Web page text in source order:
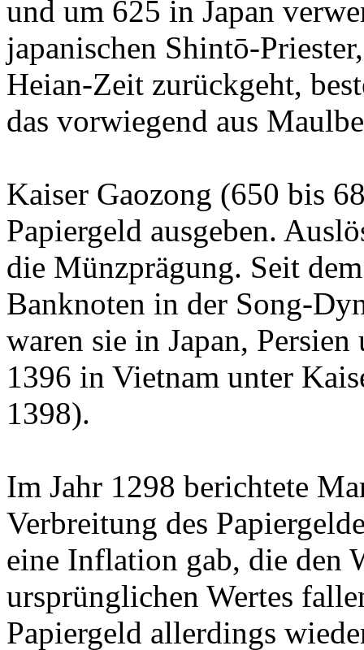
und um 625 in Japan
japanischen Shintō-
Heian-Zeit zurückgeht,
das vorwiegend aus
Kaiser Gaozong (650 bis
Papiergeld ausgeben.
die Münzprägung. Seit
Banknoten in der Song-
waren sie in Japan,
1396 in Vietnam unter
1398).
Im Jahr 1298 berichtete
Verbreitung des
eine Inflation gab, die den
ursprünglichen Wertes
Papiergeld allerdings